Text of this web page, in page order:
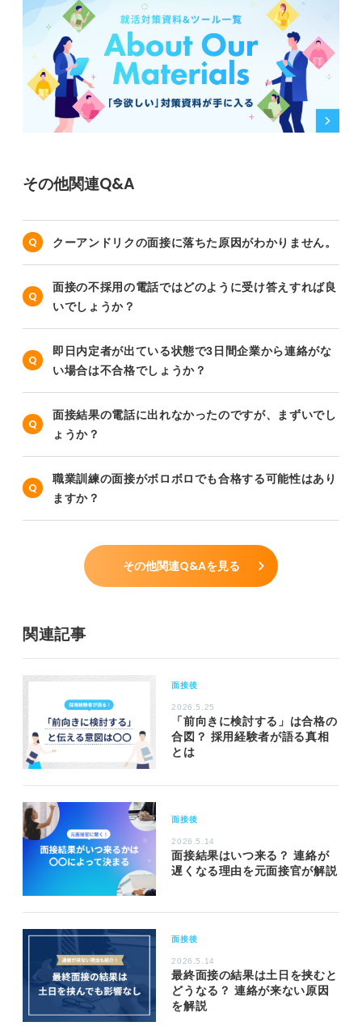
その他関連Q&A
クーアンドリクの面接に落ちた原因がわかりません。
面接の不採用の電話ではどのように受け答えすれば良
いでしょうか？
即日内定者が出ている状態で3日間企業から連絡がな
い場合は不合格でしょうか？
面接結果の電話に出れなかったのですが、まずいでし
ょうか？
職業訓練の面接がボロボロでも合格する可能性はあり
ますか？
その他関連Q&Aを見る
関連記事
面接後
2026.5.25
「前向きに検討する」は合格の
合図？ 採用経験者が語る真相
とは
面接後
2026.5.14
面接結果はいつ来る？ 連絡が
遅くなる理由を元面接官が解説
面接後
2026.5.14
最終面接の結果は土日を挟むと
どうなる？ 連絡が来ない原因
を解説